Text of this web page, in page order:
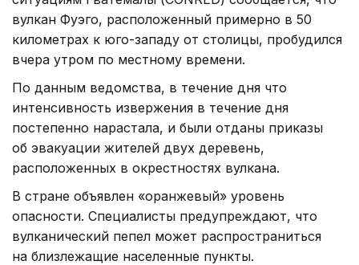
вулкан Фуэго, расположенный примерно в 50
километрах к юго-западу от столицы, пробудился
вчера утром по местному времени.
По данным ведомства, в течение дня что
интенсивность извержения в течение дня
постепенно нарастала, и были отданы приказы
об эвакуации жителей двух деревень,
расположенных в окрестностях вулкана.
В стране объявлен «оранжевый» уровень
опасности. Специалисты предупреждают, что
вулканический пепел может распространиться
на близлежащие населенные пункты.